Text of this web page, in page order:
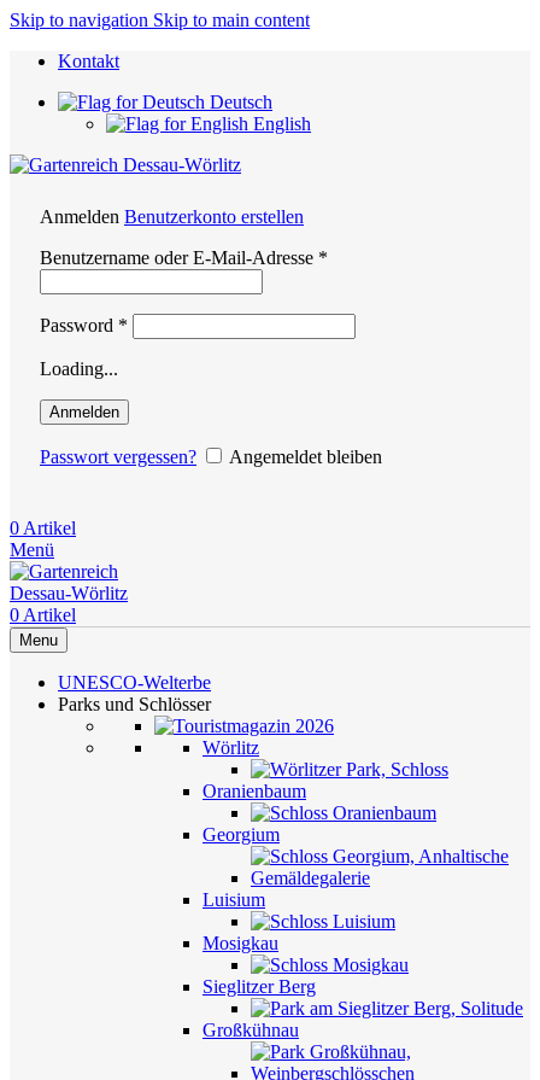
Skip to navigation Skip to main content
Kontakt
Deutsch
English
Anmelden Benutzerkonto erstellen
Benutzername oder E-Mail-Adresse *
Password *
Loading...
Anmelden
Passwort vergessen? Angemeldet bleiben
0 Artikel
Menü
0 Artikel
Menu
UNESCO-Welterbe
Parks und Schlösser
Wörlitz
Oranienbaum
Georgium
Luisium
Mosigkau
Sieglitzer Berg
Großkühnau